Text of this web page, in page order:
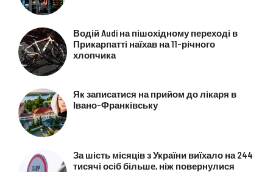
Водій Audi на пішохідному переході в
Прикарпатті наїхав на 11-річного
хлопчика
Як записатися на прийом до лікаря в
Івано-Франківську
За шість місяців з України виїхало на 244
тисячі осіб більше, ніж повернулися